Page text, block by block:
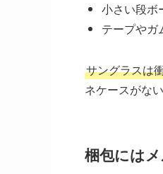
小さい段ボ
テープやガ
サングラスは
ネケースがな
梱包には